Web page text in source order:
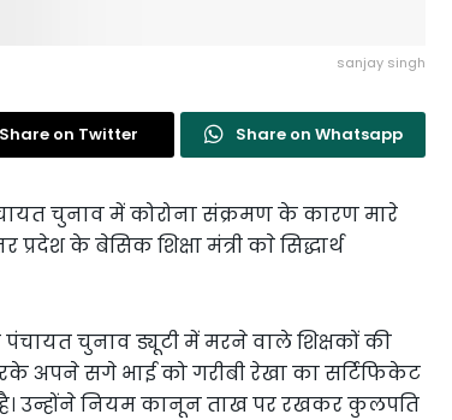
sanjay singh
Share on Twitter Share on Whatsapp
चुनाव में कोरोना संक्रमण के कारण मारे
के बेसिक शिक्षा मंत्री काे सिद्धार्थ
पंचायत चुनाव ड्यूटी में मरने वाले शिक्षकों की
अपने सगे भाई को गरीबी रेखा का सर्टिफिकेट
है। उन्होंने नियम कानून ताख पर रखकर कुलपति